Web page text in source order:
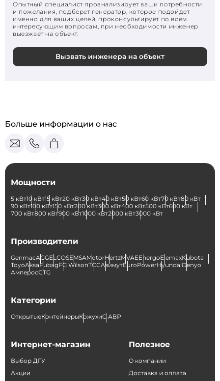
Опытный специалист проанализирует ваши потребности
и пожелания, подберет генератор, которое подойдет
именно для ваших целей, проконсультирует по всем
интересующим вопросам, при необходимости инженер
выезжает на объект.
Вызвать инженера на объект
Больше информации о нас
Мощности
5 кВт10 кВт15 кВт20 кВт30 кВт40 кВт50 кВт60 кВт70 кВт80 кВт
90 кВт100 кВт150 кВт200 кВт300 кВт400 кВт500 кВт600 кВт
700 кВт800 кВт900 кВт1000 кВт2000 кВт3000 кВт
Производители
GenmacAGGELCOSEMSAMotorHertzMVAEEnergoElemaxKubota
ToyoAksaFubagFG WilsonТССАзимутEuroPowerHyundaiDenyo
АмперосCTG
Категории
ОткрытыеКонтейнерыКожухиС АВР
Интернет-магазин
Выбор ДГУ
Акции
Полезное
О компании
Доставка и оплата